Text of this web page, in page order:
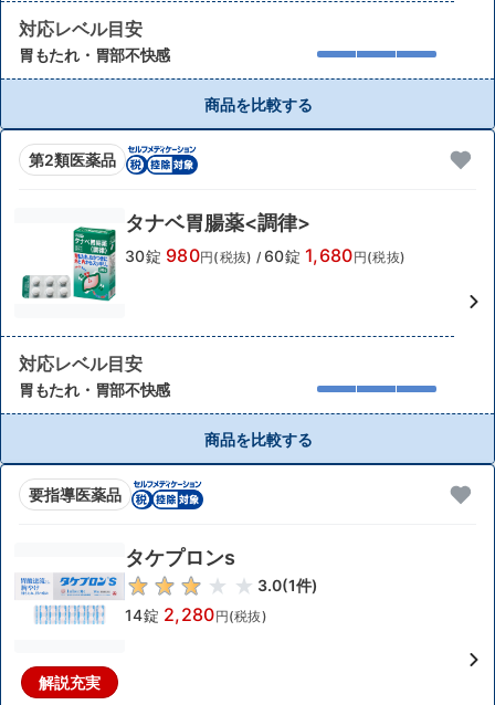
対応レベル目安
胃もたれ・胃部不快感
商品を比較する
第2類医薬品
タナベ胃腸薬<調律>
30錠 980円(税抜) / 60錠 1,680円(税抜)
対応レベル目安
胃もたれ・胃部不快感
商品を比較する
要指導医薬品
解説充実
タケプロンs
3.0(1件)
14錠 2,280円(税抜)